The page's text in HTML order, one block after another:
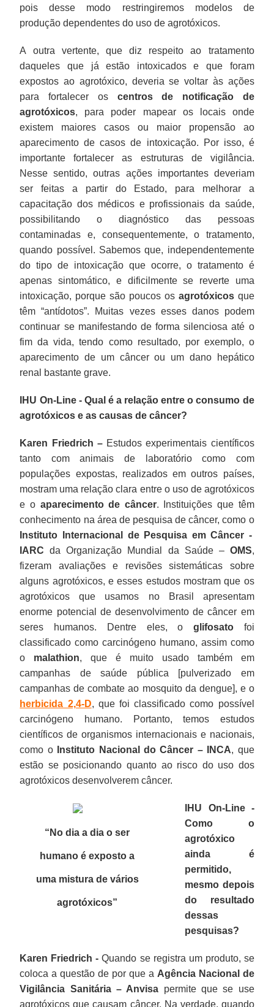
pois desse modo restringiremos modelos de
produção dependentes do uso de agrotóxicos.
A outra vertente, que diz respeito ao tratamento
daqueles que já estão intoxicados e que foram
expostos ao agrotóxico, deveria se voltar às ações
para fortalecer os centros de notificação de
agrotóxicos, para poder mapear os locais onde
existem maiores casos ou maior propensão ao
aparecimento de casos de intoxicação. Por isso, é
importante fortalecer as estruturas de vigilância.
Nesse sentido, outras ações importantes deveriam
ser feitas a partir do Estado, para melhorar a
capacitação dos médicos e profissionais da saúde,
possibilitando o diagnóstico das pessoas
contaminadas e, consequentemente, o tratamento,
quando possível. Sabemos que, independentemente
do tipo de intoxicação que ocorre, o tratamento é
apenas sintomático, e dificilmente se reverte uma
intoxicação, porque são poucos os agrotóxicosque
têm “antídotos”. Muitas vezes esses danos podem
continuar se manifestando de forma silenciosa até o
fim da vida, tendo como resultado, por exemplo, o
aparecimento de um câncer ou um dano hepático
renal bastante grave.
IHU On-Line - Qual é a relação entre o consumo de
agrotóxicos e as causas de câncer?
Karen Friedrich –Estudos experimentais científicos
tanto com animais de laboratório como com
populações expostas, realizados em outros países,
mostram uma relação clara entre o uso de agrotóxicos
e o aparecimento de câncer. Instituições que têm
conhecimento na área de pesquisa de câncer, como o
Instituto Internacional de Pesquisa em Câncer -
IARC da Organização Mundial da Saúde – OMS,
fizeram avaliações e revisões sistemáticas sobre
alguns agrotóxicos, e esses estudos mostram que os
agrotóxicos que usamos no Brasil apresentam
enorme potencial de desenvolvimento de câncer em
seres humanos. Dentre eles, o glifosatofoi
classificado como carcinógeno humano, assim como
o malathion, que é muito usado também em
campanhas de saúde pública [pulverizado em
campanhas de combate ao mosquito da dengue], e o
herbicida 2,4-D, que foi classificado como possível
carcinógeno humano. Portanto, temos estudos
científicos de organismos internacionais e nacionais,
como o
Instituto Nacional do Câncer – INCA, que
estão se posicionando quanto ao risco do uso dos
agrotóxicos desenvolverem câncer.
“No dia a dia o ser
humano é exposto a
uma mistura de vários
agrotóxicos”
IHU On-Line -
Como o
agrotóxico
ainda é
permitido,
mesmo depois
do resultado
dessas
pesquisas?
Karen Friedrich - Quando se registra um produto, se
coloca a questão de por que a Agência Nacional de
Vigilância Sanitária – Anvisa permite que se use
agrotóxicos que causam câncer. Na verdade, quando